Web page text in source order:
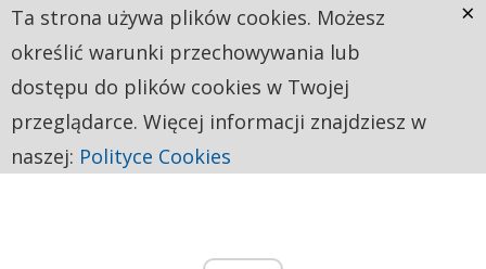
Ta strona używa plików cookies. Możesz
określić warunki przechowywania lub
dostępu do plików cookies w Twojej
przeglądarce. Więcej informacji znajdziesz w
naszej: Polityce Cookies
×